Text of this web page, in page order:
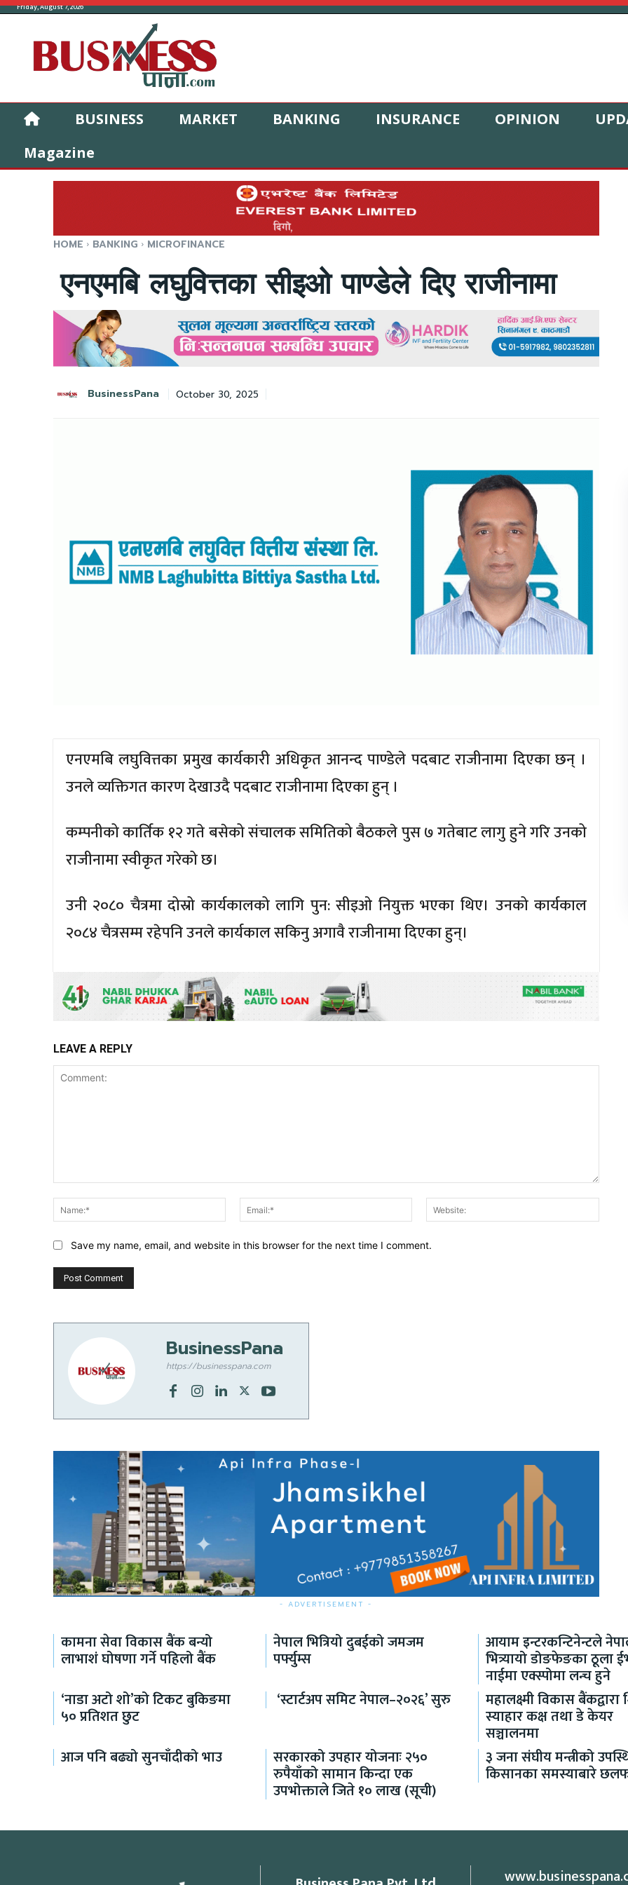
Friday, August 7, 2026
BUSINESS MARKET BANKING INSURANCE OPINION
Magazine
HOME BANKING MICROFINANCE
एनएमबि लघुवित्तका सीइओ पाण्डेले दिए राजीनामा
BusinessPana October 30, 2025
एनएमबि लघुवित्तका प्रमुख कार्यकारी अधिकृत आनन्द पाण्डेले पदबाट राजीनामा दिएका छन् ।
उनले व्यक्तिगत कारण देखाउदै पदबाट राजीनामा दिएका हुन् ।
कम्पनीको कार्तिक १२ गते बसेको संचालक समितिको बैठकले पुस ७ गतेबाट लागु हुने गरि उनको
राजीनामा स्वीकृत गरेको छ।
उनी २०८० चैत्रमा दोस्रो कार्यकालको लागि पुन: सीइओ नियुक्त भएका थिए। उनको कार्यकाल
२०८४ चैत्रसम्म रहेपनि उनले कार्यकाल सकिनु अगावै राजीनामा दिएका हुन्।
LEAVE A REPLY
Name:*
Email:*
Save my name, email, and website in this browser for the next time I comment.
BusinessPana
https://businesspana.com
- ADVERTISEMENT -
कामना सेवा विकास बैंक बन्यो
लाभाशं घोषणा गर्ने पहिलो बैंक
नेपाल भित्रियो दुबईको जमजम
पर्फ्युम्स
आयाम इन्टरकन्टिनेन्टले
भित्र्यायो डोङफेङका ठूला
नाईमा एक्स्पोमा लन्च हुने
‘नाडा अटो शो’को टिकट बुकिङमा
५० प्रतिशत छुट
‘स्टार्टअप समिट नेपाल–२०२६’ सुरु महालक्ष्मी विकास
स्याहार कक्ष तथा डे केयर
सञ्चालनमा
आज पनि बढ्यो सुनचाँदीको भाउ
सरकारको उपहार योजनाः २५०
रुपैयाँको सामान किन्दा एक
उपभोक्ताले जिते १० लाख (सूची)
३ जना संघीय मन्त्रीको
किसानका समस्याबारे